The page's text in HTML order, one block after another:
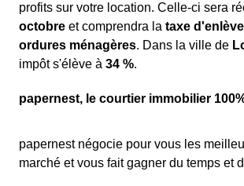
profits sur votre location. Celle-ci sera
octobre et comprendra la taxe
ordures ménagères. Dans la ville de
impôt s'élève à 34 %.
papernest, le courtier immobilier
papernest négocie pour vous les
marché et vous fait gagner du temps et